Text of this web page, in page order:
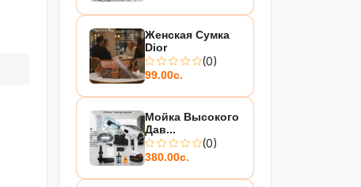
Женская Сумка
Dior
(0)
99.00с.
Мойка Высокого
Дав...
(0)
380.00с.